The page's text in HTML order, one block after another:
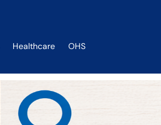
Healthcare OHS